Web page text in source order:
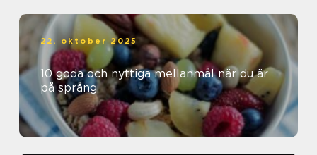
22. oktober 2025
10 goda och nyttiga mellanmål när du är
på språng